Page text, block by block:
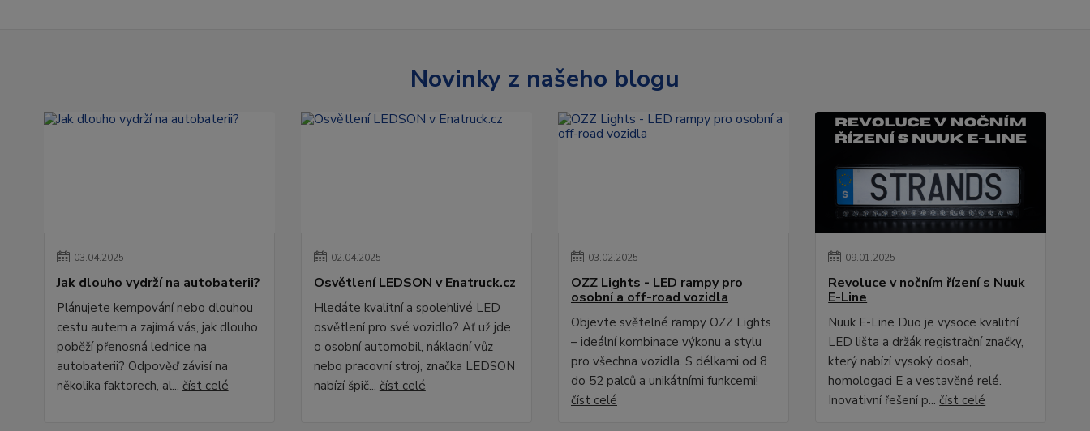
Novinky z našeho blogu
03.04.2025
Jak dlouho vydrží na autobaterii?
Plánujete kempování nebo dlouhou
cestu autem a zajímá vás, jak dlouho
poběží přenosná lednice na
autobaterii? Odpověď závisí na
několika faktorech, al... číst celé
02.04.2025
Osvětlení LEDSON v Enatruck.cz
Hledáte kvalitní a spolehlivé LED
osvětlení pro své vozidlo? Ať už jde
o osobní automobil, nákladní vůz
nebo pracovní stroj, značka LEDSON
nabízí špič... číst celé
03.02.2025
OZZ Lights - LED rampy pro
osobní a off-road vozidla
Objevte světelné rampy OZZ Lights
– ideální kombinace výkonu a stylu
pro všechna vozidla. S délkami od 8
do 52 palců a unikátními funkcemi!
číst celé
09.01.2025
Revoluce v nočním řízení s Nuuk
E-Line
Nuuk E-Line Duo je vysoce kvalitní
LED lišta a držák registrační značky,
který nabízí vysoký dosah,
homologaci E a vestavěné relé.
Inovativní řešení p...číst celé